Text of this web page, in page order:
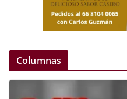
Columnas